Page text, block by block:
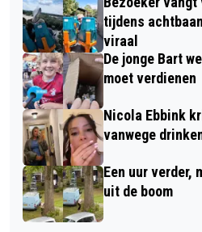
tijdens
viraal
De jonge Bart
moet verdienen
Nicola Ebbink
vanwege
Een uur verder,
uit de boom